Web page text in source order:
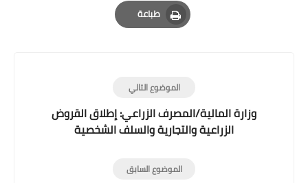
طباعة
Print
الموضوع التالي
وزارة المالية/المصرف الزراعي: إطلاق القروض
الزراعية والتجارية والسلف الشخصية
الموضوع السابق